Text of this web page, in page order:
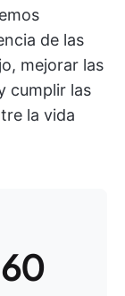
de las
mejorar las
cumplir las
la vida